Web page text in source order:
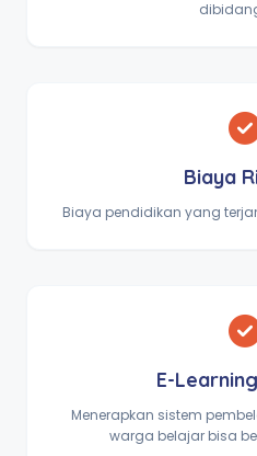
Biaya
Biaya pendidikan yang
E-
Menerapkan sistem
warga belajar bisa